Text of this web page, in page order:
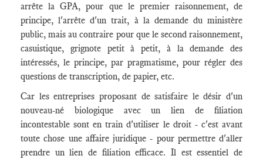
arrête la GPA, pour que le premier raisonnement, de
principe, l'arrête d'un trait, à la demande du ministère
public, mais au contraire pour que le second raisonnement,
casuistique, grignote petit à petit, à la demande des
intéressés, le principe, par pragmatisme, pour régler des
questions de transcription, de papier, etc.
Car les entreprises proposant de satisfaire le désir d'un
nouveau-né biologique avec un lien de filiation
incontestable sont en train d'utiliser le droit - c'est avant
toute chose une affaire juridique - pour permettre d'aller
prendre un lien de filiation efficace. Il est essentiel de